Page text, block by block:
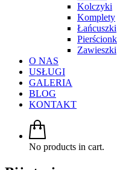
Kolczyki
Komplety
Łańcuszki
Zawieszki
O NAS
USŁUGI
GALERIA
BLOG
KONTAKT
No products in cart.